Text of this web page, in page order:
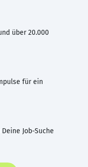
über 20.000
für ein
Job-Suche